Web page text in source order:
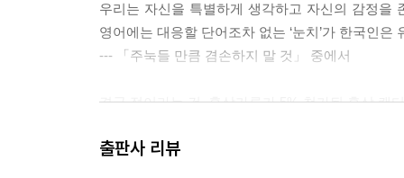
우리는 자신을 특별하게 생각하고 자신의 감정을
영어에는 대응할 단어조차 없는 ‘눈치’가 한국인
--- 「주눅들 만큼 겸손하지 말 것」 중에서
결국 점이라는 건, 홍삼가루가 5% 첨가된 홍삼 캔
본질이 모호함에 있기 때문이다.
출판사 리뷰